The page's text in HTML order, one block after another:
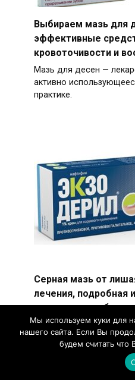
Выбираем мазь для
эффективные
кровоточивости и
Мазь для десен —
активно
практике.
Серная мазь от
лечения, подробная
применению, обзор
Серная мазь —
мощными
свойствами.
Мы используем куки для
нашего сайта. Если Вы
будем считать что